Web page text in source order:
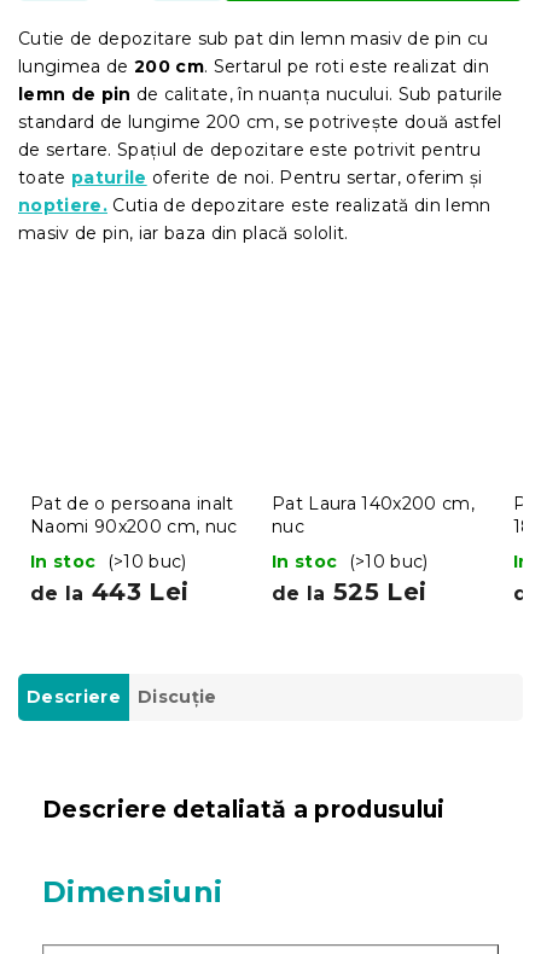
Cutie de depozitare sub pat din lemn masiv de pin cu
lungimea de200 cm. Sertarul pe roti este realizat din
lemn de pin de calitate, în nuanța nucului. Sub paturile
standard de lungime 200 cm, se potrivește două astfel
de sertare. Spațiul de depozitare este potrivit pentru
toate paturile oferite de noi. Pentru sertar, oferim și
noptiere. Cutia de depozitare este realizată din lemn
masiv de pin, iar baza din placă sololit.
Pat de o persoana inalt
Naomi 90x200 cm, nuc
In stoc
(>10 buc)
de la 443 Lei
Pat Laura 140x200 cm,
nuc
In stoc
(>10 buc)
de la 525 Lei
In
Descriere Discuţie
Descriere detaliată a produsului
Dimensiuni